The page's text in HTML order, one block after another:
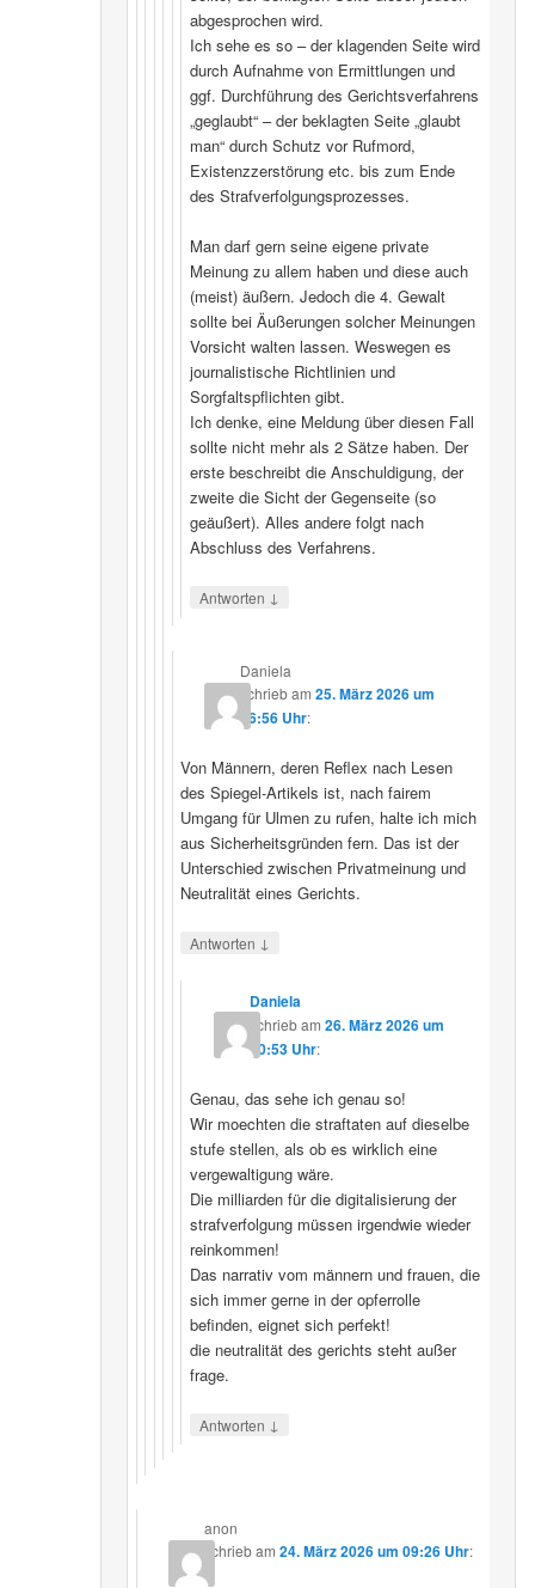
abgesprochen wird.
Ich sehe es so – der klagenden Seite wird
durch Aufnahme von Ermittlungen und
ggf. Durchführung des Gerichtsverfahrens
„geglaubt“ – der beklagten Seite „glaubt
man“ durch Schutz vor Rufmord,
Existenzzerstörung etc. bis zum Ende
des Strafverfolgungsprozesses.
Man darf gern seine eigene private
Meinung zu allem haben und diese auch
(meist) äußern. Jedoch die 4. Gewalt
sollte bei Äußerungen solcher Meinungen
Vorsicht walten lassen. Weswegen es
journalistische Richtlinien und
Sorgfaltspflichten gibt.
Ich denke, eine Meldung über diesen Fall
sollte nicht mehr als 2 Sätze haben. Der
erste beschreibt die Anschuldigung, der
zweite die Sicht der Gegenseite (so
geäußert). Alles andere folgt nach
Abschluss des Verfahrens.
Antworten ↓
Daniela
schriebam25. März 2026 um
16:56 Uhr:
Von Männern, deren Reflex nach Lesen
des Spiegel-Artikels ist, nach fairem
Umgang für Ulmen zu rufen, halte ich mich
aus Sicherheitsgründen fern. Das ist der
Unterschied zwischen Privatmeinung und
Neutralität eines Gerichts.
Antworten ↓
Daniela
schriebam 26. März 2026 um
10:53 Uhr:
Genau, das sehe ich genau so!
Wir moechten die straftaten auf dieselbe
stufe stellen, als ob es wirklich eine
vergewaltigung wäre.
Die milliarden für die digitalisierung der
strafverfolgung müssen irgendwie wieder
reinkommen!
Das narrativ vom männern und frauen, die
sich immer gerne in der opferrolle
befinden, eignet sich perfekt!
die neutralität des gerichts steht außer
frage.
Antworten ↓
anon
schriebam24. März 2026 um 09:26 Uhr: